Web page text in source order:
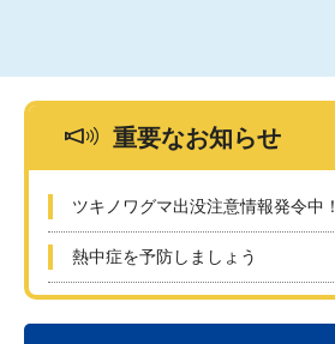
重要なお知らせ
ツキノワグマ出没注意情報発令中！
熱中症を予防しましょう